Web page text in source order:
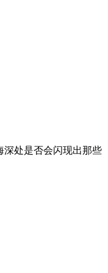
深处是否会闪现出那些